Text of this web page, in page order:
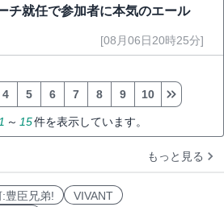
チ就任で参加者に本気のエール
[08月06日20時25分]
1 ～ 15件を表示しています。
4 5 6 7 8 9 10
もっと見る
:豊臣兄弟!
VIVANT